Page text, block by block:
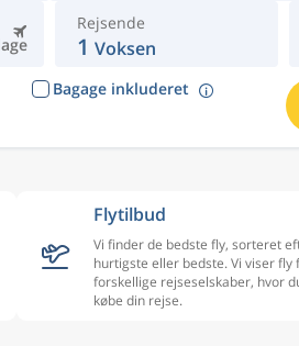
Rejsende
1 Voksen
Bagage inkluderet
Flytilbud
Vi finder de bedste fly, sorteret
hurtigste eller bedste. Vi viser fly
forskellige rejseselskaber, hvor
købe din rejse.